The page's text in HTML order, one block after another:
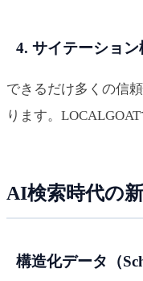
4. サイテーション
できるだけ多くの信
ります。
AI検索時代の
構造化データ（